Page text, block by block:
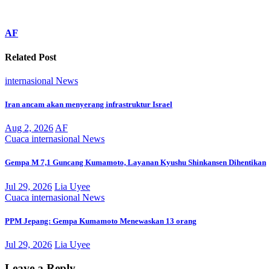
AF
Related Post
internasional News
Iran ancam akan menyerang infrastruktur Israel
Aug 2, 2026 AF
Cuaca internasional News
Gempa M 7,1 Guncang Kumamoto, Layanan Kyushu Shinkansen Dihentikan
Jul 29, 2026 Lia Uyee
Cuaca internasional News
PPM Jepang: Gempa Kumamoto Menewaskan 13 orang
Jul 29, 2026 Lia Uyee